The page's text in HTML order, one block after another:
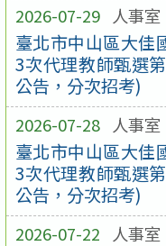
2026-07-29 人事室
臺北市中山區大佳
3次代理教師甄選
公告，分次招考)
2026-07-28 人事室
臺北市中山區大佳
3次代理教師甄選
公告，分次招考)
2026-07-22 人事室